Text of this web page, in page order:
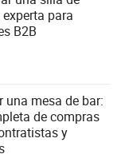
para
B2B
una mesa de bar:
de compras
y